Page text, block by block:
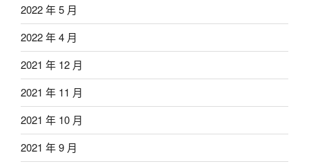
2022 年 5 月
2022 年 4 月
2021 年 12 月
2021 年 11 月
2021 年 10 月
2021 年 9 月